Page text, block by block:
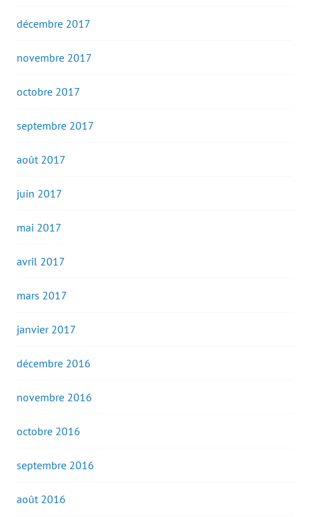
décembre 2017
novembre 2017
octobre 2017
septembre 2017
août 2017
juin 2017
mai 2017
avril 2017
mars 2017
janvier 2017
décembre 2016
novembre 2016
octobre 2016
septembre 2016
août 2016